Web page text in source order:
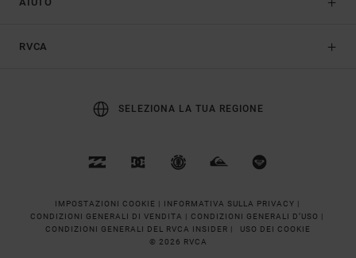
RVCA
SELEZIONA LA TUA REGIONE
IMPOSTAZIONI COOKIE | INFORMATIVA SULLA PRIVACY |
CONDIZIONI GENERALI DI VENDITA | CONDIZIONI GENERALI D’USO |
CONDIZIONI GENERALI DEL RVCA INSIDER |
USO DEI COOKIE
© 2026 RVCA